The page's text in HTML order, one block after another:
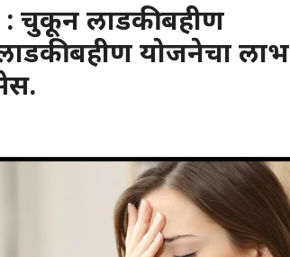
चुकून लाडकी बहीण
बहीण योजनेचा लाभ